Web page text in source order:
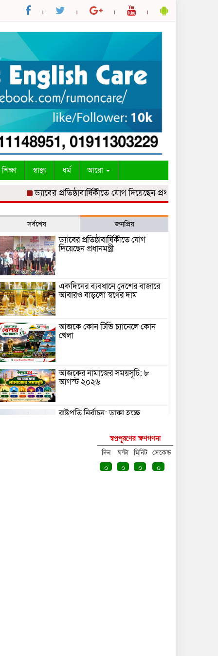
শিক্ষা স্বাস্থ্য ধর্ম আরো
ড্যাবের প্রতিষ্ঠাবার্ষিকীতে যোগ দিয়েছেন প্রধানমন্ত্রী
সর্বশেষ জনপ্রিয়
ড্যাবের প্রতিষ্ঠাবার্ষিকীতে যোগ
দিয়েছেন প্রধানমন্ত্রী
একদিনের ব্যবধানে দেশের বাজারে
আবারও বাড়লো স্বর্ণের দাম
আজকে কোন টিভি চ্যানেলে কোন
খেলা
আজকের নামাজের সময়সূচি: ৮
আগস্ট ২০২৬
রাষ্ট্রপতি নির্বাচন: ডাকা হচ্ছে
সিলেট ও বগুড়ায় বাস দুর্ঘটনায় নিহত
১৭, আহত ৫০
স্বপ্নপূরণের ক্ষণগণনা
দিন
ঘন্টা মিনিট সেকেন্ড
০
০ ০ ০